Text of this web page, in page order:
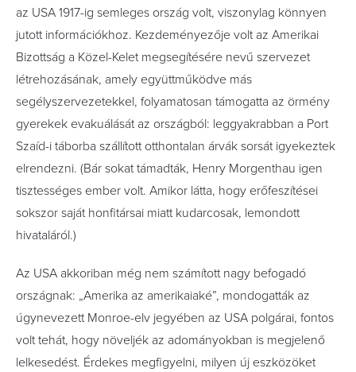
az USA 1917-ig semleges ország volt, viszonylag könnyen
jutott információkhoz. Kezdeményezője volt az Amerikai
Bizottság a Közel-Kelet megsegítésére nevű szervezet
létrehozásának, amely együttműködve más
segélyszervezetekkel, folyamatosan támogatta az örmény
gyerekek evakuálását az országból: leggyakrabban a Port
Szaíd-i táborba szállított otthontalan árvák sorsát igyekeztek
elrendezni. (Bár sokat támadták, Henry Morgenthau igen
tisztességes ember volt. Amikor látta, hogy erőfeszítései
sokszor saját honfitársai miatt kudarcosak, lemondott
hivataláról.)
Az USA akkoriban még nem számított nagy befogadó
országnak: „Amerika az amerikaiaké”, mondogatták az
úgynevezett Monroe-elv jegyében az USA polgárai, fontos
volt tehát, hogy növeljék az adományokban is megjelenő
lelkesedést. Érdekes megfigyelni, milyen új eszközöket